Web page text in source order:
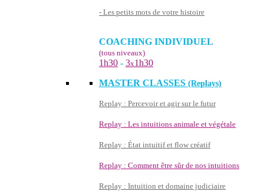
- Les petits mots de votre histoire
COACHING INDIVIDUEL
(tous niveaux)
1h30 - 3x1h30
MASTER CLASSES (Replays)
Replay : Percevoir et agir sur le futur
Replay : Les intuitions animale et végétale
Replay : État intuitif et flow créatif
Replay : Comment être sûr de nos intuitions
Replay : Intuition et domaine judiciaire